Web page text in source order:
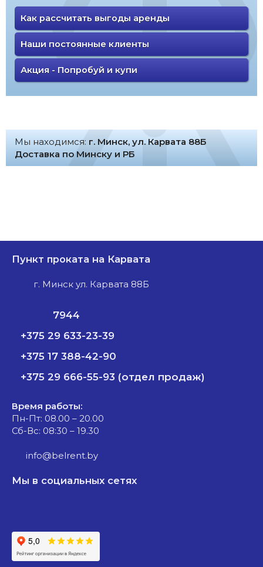
Как рассчитать выгоды аренды
Наши постоянные клиенты
Акция - Попробуй и купи
Мы находимся: г. Минск, ул. Карвата 88Б
Доставка по Минску и РБ
Пункт проката на Карвата
г. Минск ул. Карвата 88Б
7944
+375 29 633-23-39
+375 17 388-42-90
+375 29 666-55-93 (отдел продаж)
Время работы:
Пн-Пт: 08.00 – 20.00
Сб-Вс: 08:30 – 19.30
info@belrent.by
Мы в социальных сетях